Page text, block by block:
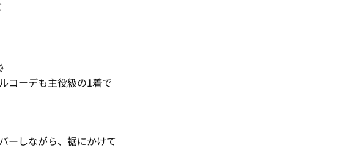
コーデも主役級の1着で
ーしながら、裾にかけて